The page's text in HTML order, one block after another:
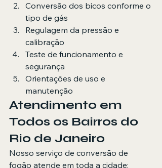
Conversão dos bicos conforme o
tipo de gás
Regulagem da pressão e
calibração
Teste de funcionamento e
segurança
Orientações de uso e
manutenção
Atendimento em
Todos os Bairros do
Rio de Janeiro
Nosso serviço de conversão de
fogão atende em toda a cidade: